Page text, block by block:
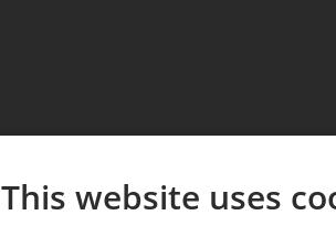
This website uses